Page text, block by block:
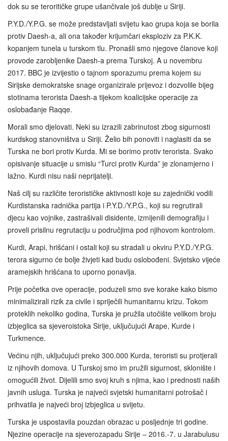
dok su se teroritičke grupe ušančivale još dublje u Siriji.
P.Y.D./Y.P.G. se može predstavljati svijetu kao grupa koja se borila
protiv Daesh-a, ali ona također krijumčari eksploziv za P.K.K.
kopanjem tunela u turskom tlu. Pronašli smo njegove članove koji
provode zarobljenike Daesh-a prema Turskoj. A u novembru
2017. BBC je izvijestio o tajnom sporazumu prema kojem su
Sirijske demokratske snage organizirale prijevoz i dozvolile bijeg
stotinama terorista Daesh-a tijekom koalicijske operacije za
oslobađanje Raqqe.
Morali smo djelovati. Neki su izrazili zabrinutost zbog sigurnosti
kurdskog stanovništva u Siriji. Želio bih ponoviti i naglasiti da se
Turska ne bori protiv Kurda. Mi se borimo protiv terorista. Svako
opisivanje situacije u smislu “Turci protiv Kurda” je zlonamjerno i
lažno. Kurdi nisu naši neprijatelji.
Naš cilj su različite terorističke aktivnosti koje su zajednički vodili
Kurdistanska radnička partija i P.Y.D./Y.P.G., koji su regrutirali
djecu kao vojnike, zastrašivali disidente, izmijenili demografiju i
proveli prisilnu regrutaciju u područjima pod njihovom kontrolom.
Kurdi, Arapi, hrišćani i ostali koji su stradali u okviru P.Y.D./Y.P.G.
terora sigurno će bolje živjeti kad budu oslobođeni. Svjetsko vijeće
aramejskih hrišćana to uporno ponavlja.
Prije početka ove operacije, poduzeli smo sve korake kako bismo
minimalizirali rizik za civile i spriječili humanitarnu krizu. Tokom
proteklih nekoliko godina, Turska je pružila utočište velikom broju
izbjeglica sa sjeveroistoka Sirije, uključujući Arape, Kurde i
Turkmence.
Većinu njih, uključujući preko 300.000 Kurda, teroristi su protjerali
iz njihovih domova. U Turskoj smo im pružili sigurnost, sklonište i
omogućili život. Dijelili smo svoj kruh s njima, kao i prednosti naših
javnih usluga. Turska je najveći svjetski humanitarni potrošač i
prihvatila je najveći broj izbjeglica u svijetu.
Turska je uspostavila pouzdan obrazac u posljednje tri godine.
Njezine operacije na sjeverozapadu Sirije – 2016.-7. u Jarabulusu